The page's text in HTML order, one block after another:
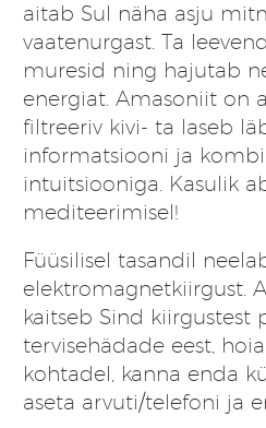
aitab Sul näha asju
vaatenurgast. Ta
muresid ning hajutab
energiat. Amasoniit on
filtreeriv kivi- ta laseb
informatsiooni ja
intuitsiooniga. Kasulik
mediteerimisel!
Füüsilisel tasandil
elektromagnetkiirgust.
kaitseb Sind kiirgustest
tervisehädade eest,
kohtadel, kanna enda
aseta arvuti/telefoni ja